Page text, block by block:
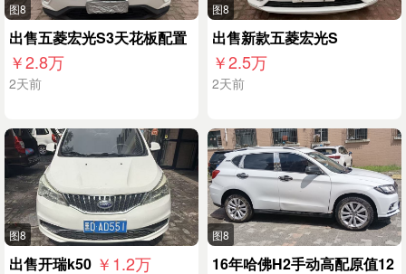
图8
出售五菱宏光S3天花板配置
￥2.8万
2天前
图8
出售新款五菱宏光S
￥2.5万
2天前
图8
出售开瑞k50 ￥1.2万
图8
16年哈佛H2手动高配原值12